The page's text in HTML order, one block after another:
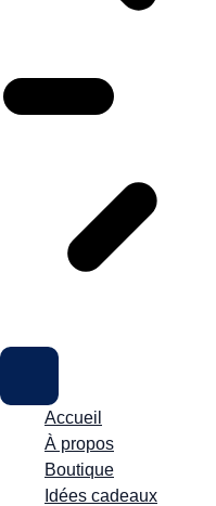
Accueil
À propos
Boutique
Idées cadeaux